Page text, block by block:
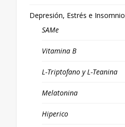
Depresión, Estrés e Insomnio
SAMe
Vitamina B
L-Triptofano y L-Teanina
Melatonina
Hiperico